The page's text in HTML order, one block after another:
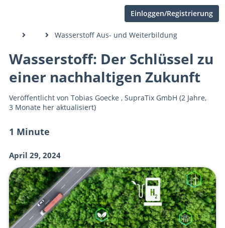
Einloggen/Registrierung
Wasserstoff Aus- und Weiterbildung
1 Minute
April 29, 2024
Wasserstoff: Der Schlüssel zu
einer nachhaltigen Zukunft
Veröffentlicht von Tobias Goecke , SupraTix GmbH (2 Jahre,
3 Monate her aktualisiert)